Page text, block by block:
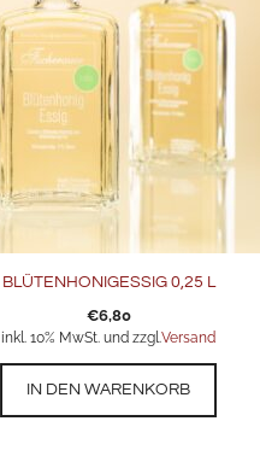
BLÜTENHONIGESSIG 0,25 L
€6,80
inkl. 10% MwSt. und zzgl.Versand
IN DEN WARENKORB